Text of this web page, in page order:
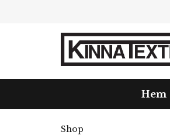
Hem
Yarn Wool
Shop